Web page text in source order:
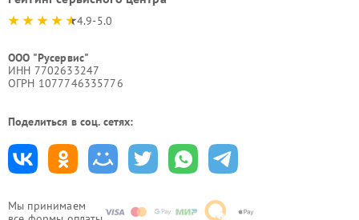
Мы принимаем
4.9-5.0
ООО "Русервис"
ИНН 7702633247
ОГРН 1077746335776
Поделиться в соц. сетях: